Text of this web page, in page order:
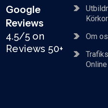
Google
Reviews
4.5/5 on
Reviews 50+
Om
Online